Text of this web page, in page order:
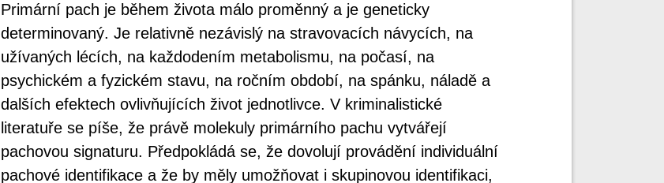
Primární pach je během života málo proměnný a je geneticky
determinovaný. Je relativně nezávislý na stravovacích návycích, na
užívaných lécích, na každodením metabolismu, na počasí, na
psychickém a fyzickém stavu, na ročním období, na spánku, náladě a
dalších efektech ovlivňujících život jednotlivce. V kriminalistické
literatuře se píše, že právě molekuly primárního pachu vytvářejí
pachovou signaturu. Předpokládá se, že dovolují provádění individuální
pachové identifikace a že by měly umožňovat i skupinovou identifikaci,